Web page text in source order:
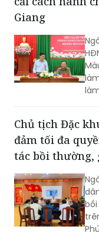
Giang
với
Chủ tịch Đặc
đảm tối đa
tác bồi thường,